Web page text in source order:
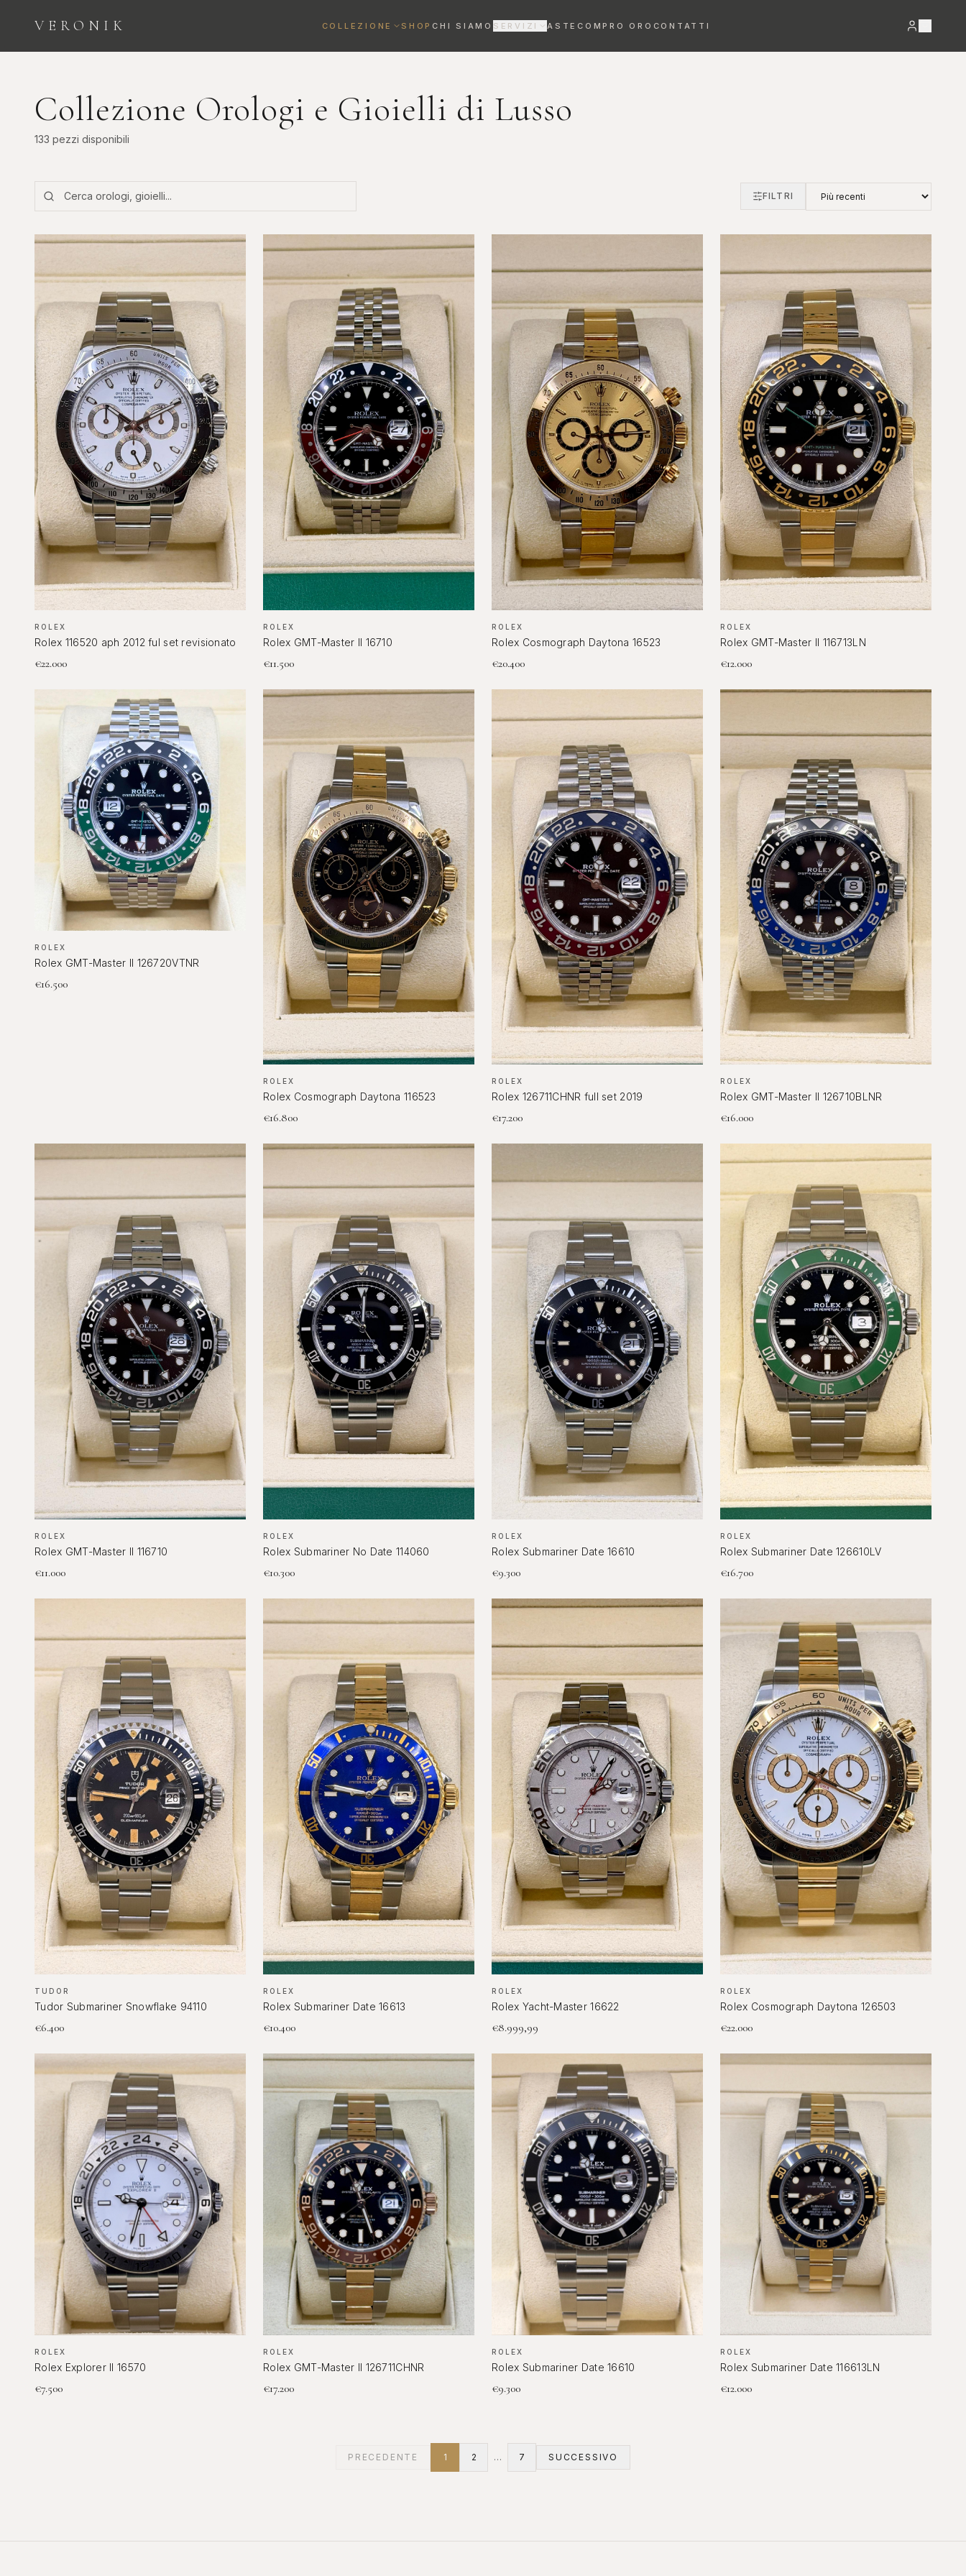
VERONIK COLLEZIONE SHOP CHI SIAMO SERVIZI
REVISIONE OROLOGI
ASTE COMPRO ORO CONTATTI
Orologi Diamanti Anelli Collane
COLLO
DETTAGLI PREZIOSI LUCE E MOVIMENTO
INVESTIMENTO & ASTE
DIAMANTI DA
INVESTIMENTO
Pietre certificate GIA / IGI
ROLEX DA
INVESTIMENTO
Daytona, Submariner, GMT
OROLOGI DA
INVESTIMENTO
Patek, AP, Vacheron, Richard Mille
ASTE OROLOGI ONLINE
Phillips, Sotheby's, Antiquorum
ASTE DIAMANTI ONLINE
Diamanti certificati all'asta
Collezione Orologi e Gioielli di Lusso
133 pezzi disponibili
FILTRI
ROLEX
Rolex 116520 aph 2012 ful set revisionato
€22.000
ROLEX
Rolex GMT-Master II 16710
€11.500
ROLEX
Rolex Cosmograph Daytona 16523
€20.400
ROLEX
Rolex GMT-Master II 116713LN
€12.000
ROLEX
Rolex GMT-Master II 126720VTNR
€16.500
ROLEX
Rolex Cosmograph Daytona 116523
€16.800
ROLEX
Rolex 126711CHNR full set 2019
€17.200
ROLEX
Rolex GMT-Master II 126710BLNR
€16.000
ROLEX
Rolex GMT-Master II 116710
€11.000
ROLEX
Rolex Submariner No Date 114060
€10.300
ROLEX
Rolex Submariner Date 16610
€9.300
ROLEX
Rolex Submariner Date 126610LV
€16.700
TUDOR
Tudor Submariner Snowflake 94110
€6.400
ROLEX
Rolex Submariner Date 16613
€10.400
ROLEX
Rolex Yacht-Master 16622
€8.999,99
ROLEX
Rolex Cosmograph Daytona 126503
€22.000
ROLEX
Rolex Explorer II 16570
€7.500
ROLEX
Rolex GMT-Master II 126711CHNR
€17.200
ROLEX
Rolex Submariner Date 16610
€9.300
ROLEX
Rolex Submariner Date 116613LN
€12.000
PRECEDENTE 1 2 … 7 SUCCESSIVO